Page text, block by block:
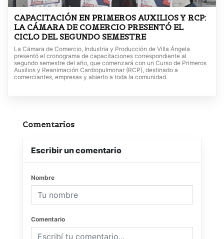
CAPACITACIÓN EN PRIMEROS AUXILIOS Y RCP:
LA CÁMARA DE COMERCIO PRESENTÓ EL
CICLO DEL SEGUNDO SEMESTRE
La Cámara de Comercio, Industria y Producción de Villa Ángela
presentó el cronograma de capacitaciones correspondiente al
segundo semestre del año, que comenzará con un Curso de Primeros
Auxilios y Reanimación Cardiopulmonar (RCP), destinado a
comerciantes, empresas y abierto a toda la comunidad.
Comentarios
Escribir un comentario
Nombre
Comentario